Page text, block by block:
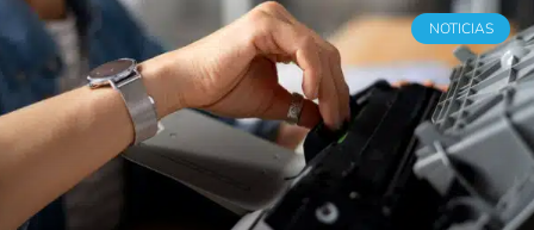
NOTICIAS